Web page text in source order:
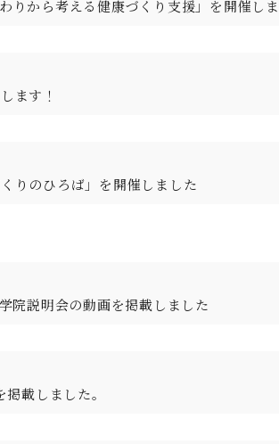
から考える健康づくり支援」を開催し
ます！
りのひろば」を開催しました
院説明会の動画を掲載しました
載しました。